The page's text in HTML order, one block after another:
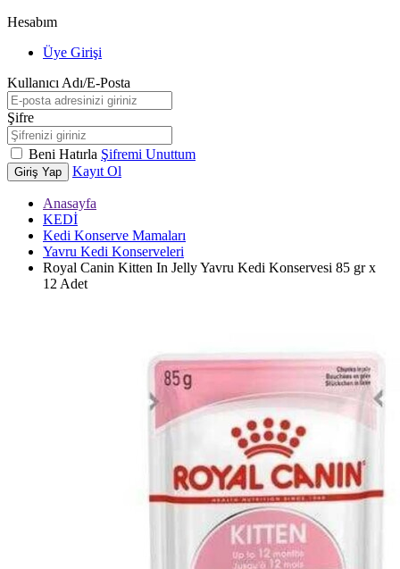
Hesabım
Üye Girişi
Kullanıcı Adı/E-Posta
Şifre
Beni Hatırla Şifremi Unuttum
Giriş Yap Kayıt Ol
Anasayfa
KEDİ
Kedi Konserve Mamaları
Yavru Kedi Konserveleri
Royal Canin Kitten In Jelly Yavru Kedi Konservesi 85 gr x
12 Adet